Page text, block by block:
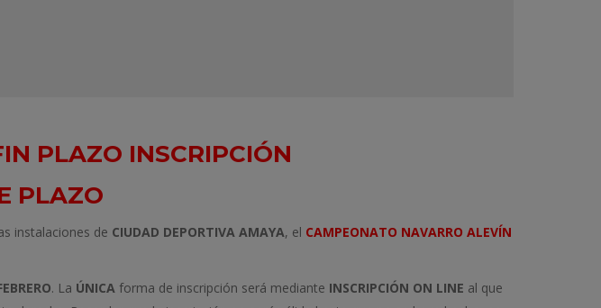
PLAZO INSCRIPCIÓN
PLAZO
instalaciones de CIUDAD DEPORTIVA AMAYA, el CAMPEONATO NAVARRO ALEVÍN
. La ÚNICA forma de inscripción será mediante INSCRIPCIÓN ON LINE al que